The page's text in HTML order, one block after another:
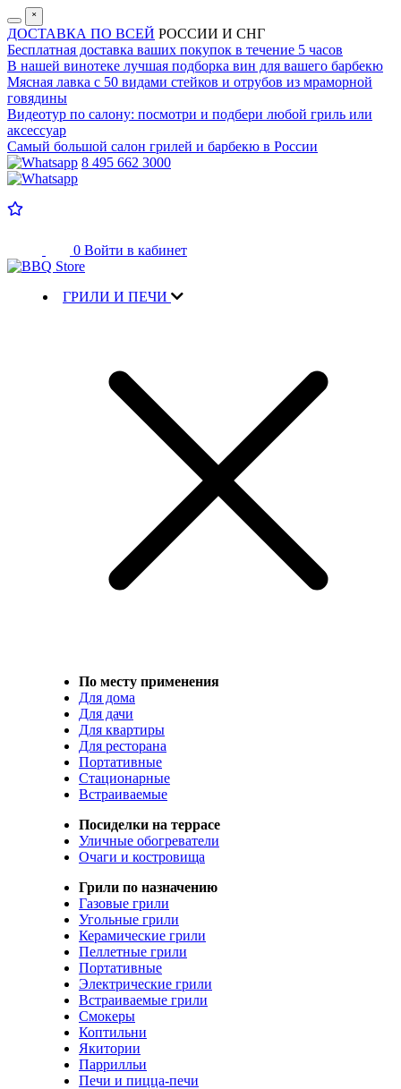
˟
ДОСТАВКА ПО ВСЕЙ РОССИИ И СНГ
Бесплатная доставка ваших покупок в течение 5 часов
В нашей винотеке лучшая подборка вин для вашего барбекю
Мясная лавка с 50 видами стейков и отрубов из мраморной
говядины
Видеотур по салону: посмотри и подбери любой гриль или
аксессуар
Самый большой салон грилей и барбекю в России
8 495 662 3000
0 Войти в кабинет
ГРИЛИ И ПЕЧИ
По месту применения
Для дома
Для дачи
Для квартиры
Для ресторана
Портативные
Стационарные
Встраиваемые
Посиделки на террасе
Уличные обогреватели
Очаги и костровища
Грили по назначению
Газовые грили
Угольные грили
Керамические грили
Пеллетные грили
Портативные
Электрические грили
Встраиваемые грили
Смокеры
Коптильни
Якитории
Паррилльи
Печи и пицца-печи